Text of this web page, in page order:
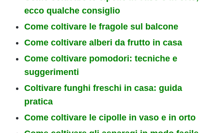
ecco qualche consiglio
Come coltivare le fragole sul balcone
Come coltivare alberi da frutto in casa
Come coltivare pomodori: tecniche e
suggerimenti
Coltivare funghi freschi in casa: guida
pratica
Come coltivare le cipolle in vaso e in orto